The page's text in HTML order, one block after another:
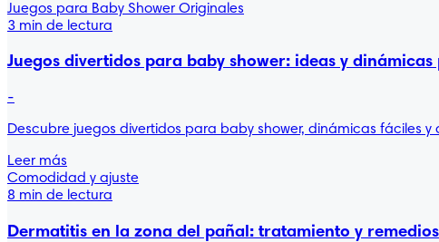
Juegos para Baby Shower Originales
3 min de lectura
Juegos divertidos para baby shower: ideas y
-
Descubre juegos divertidos para baby shower, dinámicas fáciles
Leer más
Comodidad y ajuste
8 min de lectura
Dermatitis en la zona del pañal: tratamiento y remedios